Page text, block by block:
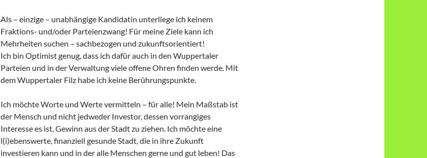
Als – einzige – unabhängige Kandidatin unterliege ich keinem
Fraktions- und/oder Parteienzwang! Für meine Ziele kann ich
Mehrheiten suchen – sachbezogen und zukunftsorientiert!
Ich bin Optimist genug, dass ich dafür auch in den Wuppertaler
Parteien und in der Verwaltung viele offene Ohren finden werde. Mit
dem Wuppertaler Filz habe ich keine Berührungspunkte.
Ich möchte Worte und Werte vermitteln – für alle! Mein Maßstab ist
der Mensch und nicht jedweder Investor, dessen vorrangiges
Interesse es ist, Gewinn aus der Stadt zu ziehen. Ich möchte eine
l(i)ebenswerte, finanziell gesunde Stadt, die in ihre Zukunft
investieren kann und in der alle Menschen gerne und gut leben! Das